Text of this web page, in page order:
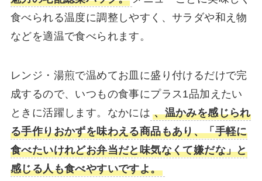
食べられる温度に調整しやすく、サラダや和え物
などを適温で食べられます。
レンジ・湯煎で温めてお皿に盛り付けるだけで完
成するので、いつもの食事にプラス1品加えたい
ときに活躍します。なかには 、温かみを感じられ
る手作りおかずを味わえる商品もあり、「手軽に
食べたいけれどお弁当だと味気なくて嫌だな」と
感じる人も食べやすいですよ。